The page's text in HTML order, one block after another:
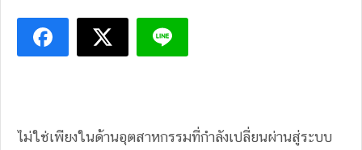
ไม่ใช่เพียงในด้านอุตสาหกรรมที่กำลังเปลี่ยนผ่านสู่ระบบ